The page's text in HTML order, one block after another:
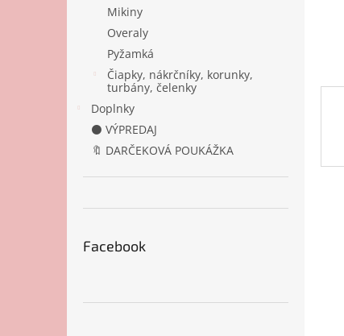
Mikiny
Overaly
Pyžamká
Čiapky, nákrčníky, korunky,
turbány, čelenky
Doplnky
⚫ VÝPREDAJ
🔖 DARČEKOVÁ POUKÁŽKA
Facebook